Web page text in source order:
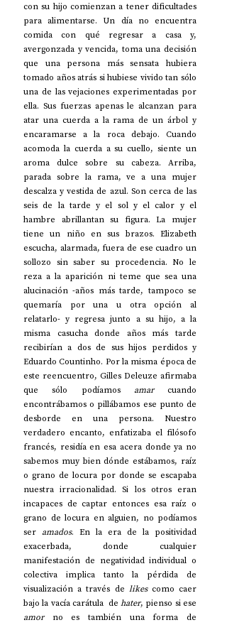
con su hijo comienzan a tener dificultades
para alimentarse. Un día no encuentra
comida con qué regresar a casa y,
avergonzada y vencida, toma una decisión
que una persona más sensata hubiera
tomado años atrás si hubiese vivido tan sólo
una de las vejaciones experimentadas por
ella. Sus fuerzas apenas le alcanzan para
atar una cuerda a la rama de un árbol y
encaramarse a la roca debajo. Cuando
acomoda la cuerda a su cuello, siente un
aroma dulce sobre su cabeza. Arriba,
parada sobre la rama, ve a una mujer
descalza y vestida de azul. Son cerca de las
seis de la tarde y el sol y el calor y el
hambre abrillantan su figura. La mujer
tiene un niño en sus brazos. Elizabeth
escucha, alarmada, fuera de ese cuadro un
sollozo sin saber su procedencia. No le
reza a la aparición ni teme que sea una
alucinación -años más tarde, tampoco se
quemaría por una u otra opción al
relatarlo- y regresa junto a su hijo, a la
misma casucha donde años más tarde
recibirían a dos de sus hijos perdidos y
Eduardo Countinho. Por la misma época de
este reencuentro, Gilles Deleuze afirmaba
que sólo podíamos amar cuando
encontrábamos o pillábamos ese punto de
desborde en una persona. Nuestro
verdadero encanto, enfatizaba el filósofo
francés, residía en esa acera donde ya no
sabemos muy bien dónde estábamos, raíz
o grano de locura por donde se escapaba
nuestra irracionalidad. Si los otros eran
incapaces de captar entonces esa raíz o
grano de locura en alguien, no podíamos
ser amados. En la era de la positividad
exacerbada, donde cualquier
manifestación de negatividad individual o
colectiva implica tanto la pérdida de
visualización a través de likes como caer
bajo la vacía carátula  de hater
amor no es también una forma de